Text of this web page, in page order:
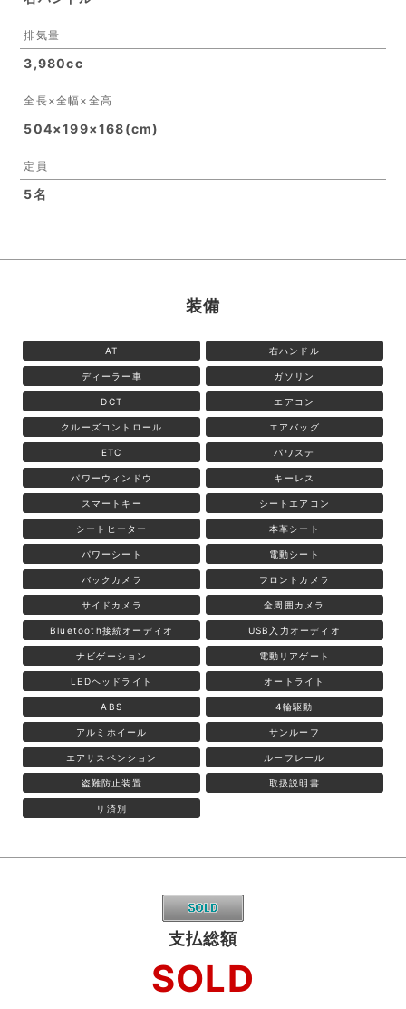
排気量
3,980cc
全長×全幅×全高
504×199×168(cm)
定員
5名
装備
AT 右ハンドル
ディーラー車 ガソリン
DCT エアコン
クルーズコントロール エアバッグ
ETC パワステ
パワーウィンドウ キーレス
スマートキー シートエアコン
シートヒーター 本革シート
パワーシート 電動シート
バックカメラ フロントカメラ
サイドカメラ 全周囲カメラ
Bluetooth接続オーディオ USB入力オーディオ
ナビゲーション 電動リアゲート
LEDヘッドライト オートライト
ABS 4輪駆動
アルミホイール サンルーフ
エアサスペンション ルーフレール
盗難防止装置 取扱説明書
リ済別
支払総額
SOLD